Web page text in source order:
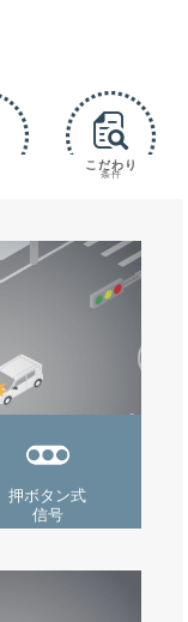
こだわり
条件
押ボタン式
信号